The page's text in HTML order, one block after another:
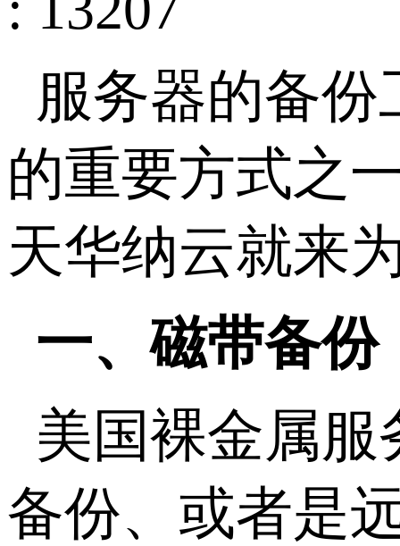
服务器的备
的重要方式之
天华纳云就来
一、磁带备份
美国裸金属
备份、或者是